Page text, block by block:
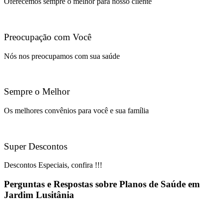
Preocupação com Você
Nós nos preocupamos com sua saúde
Sempre o Melhor
Os melhores convênios para você e sua família
Super Descontos
Descontos Especiais, confira !!!
Perguntas e Respostas sobre Planos de Saúde em
Jardim Lusitânia